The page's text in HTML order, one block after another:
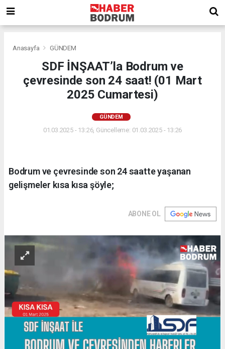
Anasayfa GÜNDEM
SDF İNŞAAT’la Bodrum ve
çevresinde son 24 saat! (01 Mart
2025 Cumartesi)
GÜNDEM
01.03.2025 - 13:26, Güncelleme: 01.03.2025 - 13:26
Bodrum ve çevresinde son 24 saatte yaşanan
gelişmeler kısa kısa şöyle;
ABONE OL